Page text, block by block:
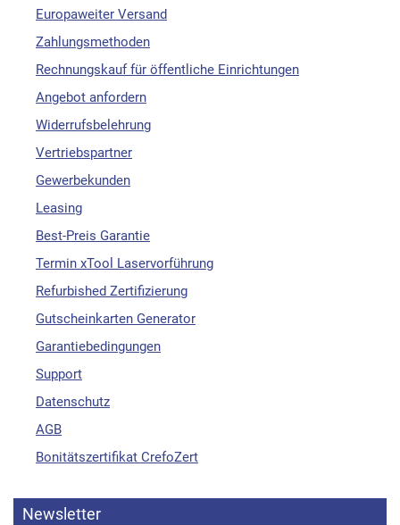
Europaweiter Versand
Zahlungsmethoden
Rechnungskauf für öffentliche Einrichtungen
Angebot anfordern
Widerrufsbelehrung
Vertriebspartner
Gewerbekunden
Leasing
Best-Preis Garantie
Termin xTool Laservorführung
Refurbished Zertifizierung
Gutscheinkarten Generator
Garantiebedingungen
Support
Datenschutz
AGB
Bonitätszertifikat CrefoZert
Newsletter